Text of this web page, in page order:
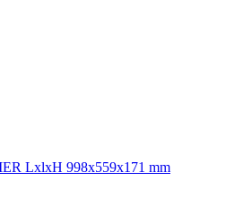
LxlxH 998x559x171 mm